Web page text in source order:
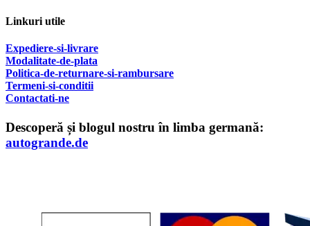
Linkuri utile
Expediere-si-livrare
Modalitate-de-plata
Politica-de-returnare-si-rambursare
Termeni-si-conditii
Contactati-ne
Descoperă și blogul nostru în limba germană:
autogrande.de